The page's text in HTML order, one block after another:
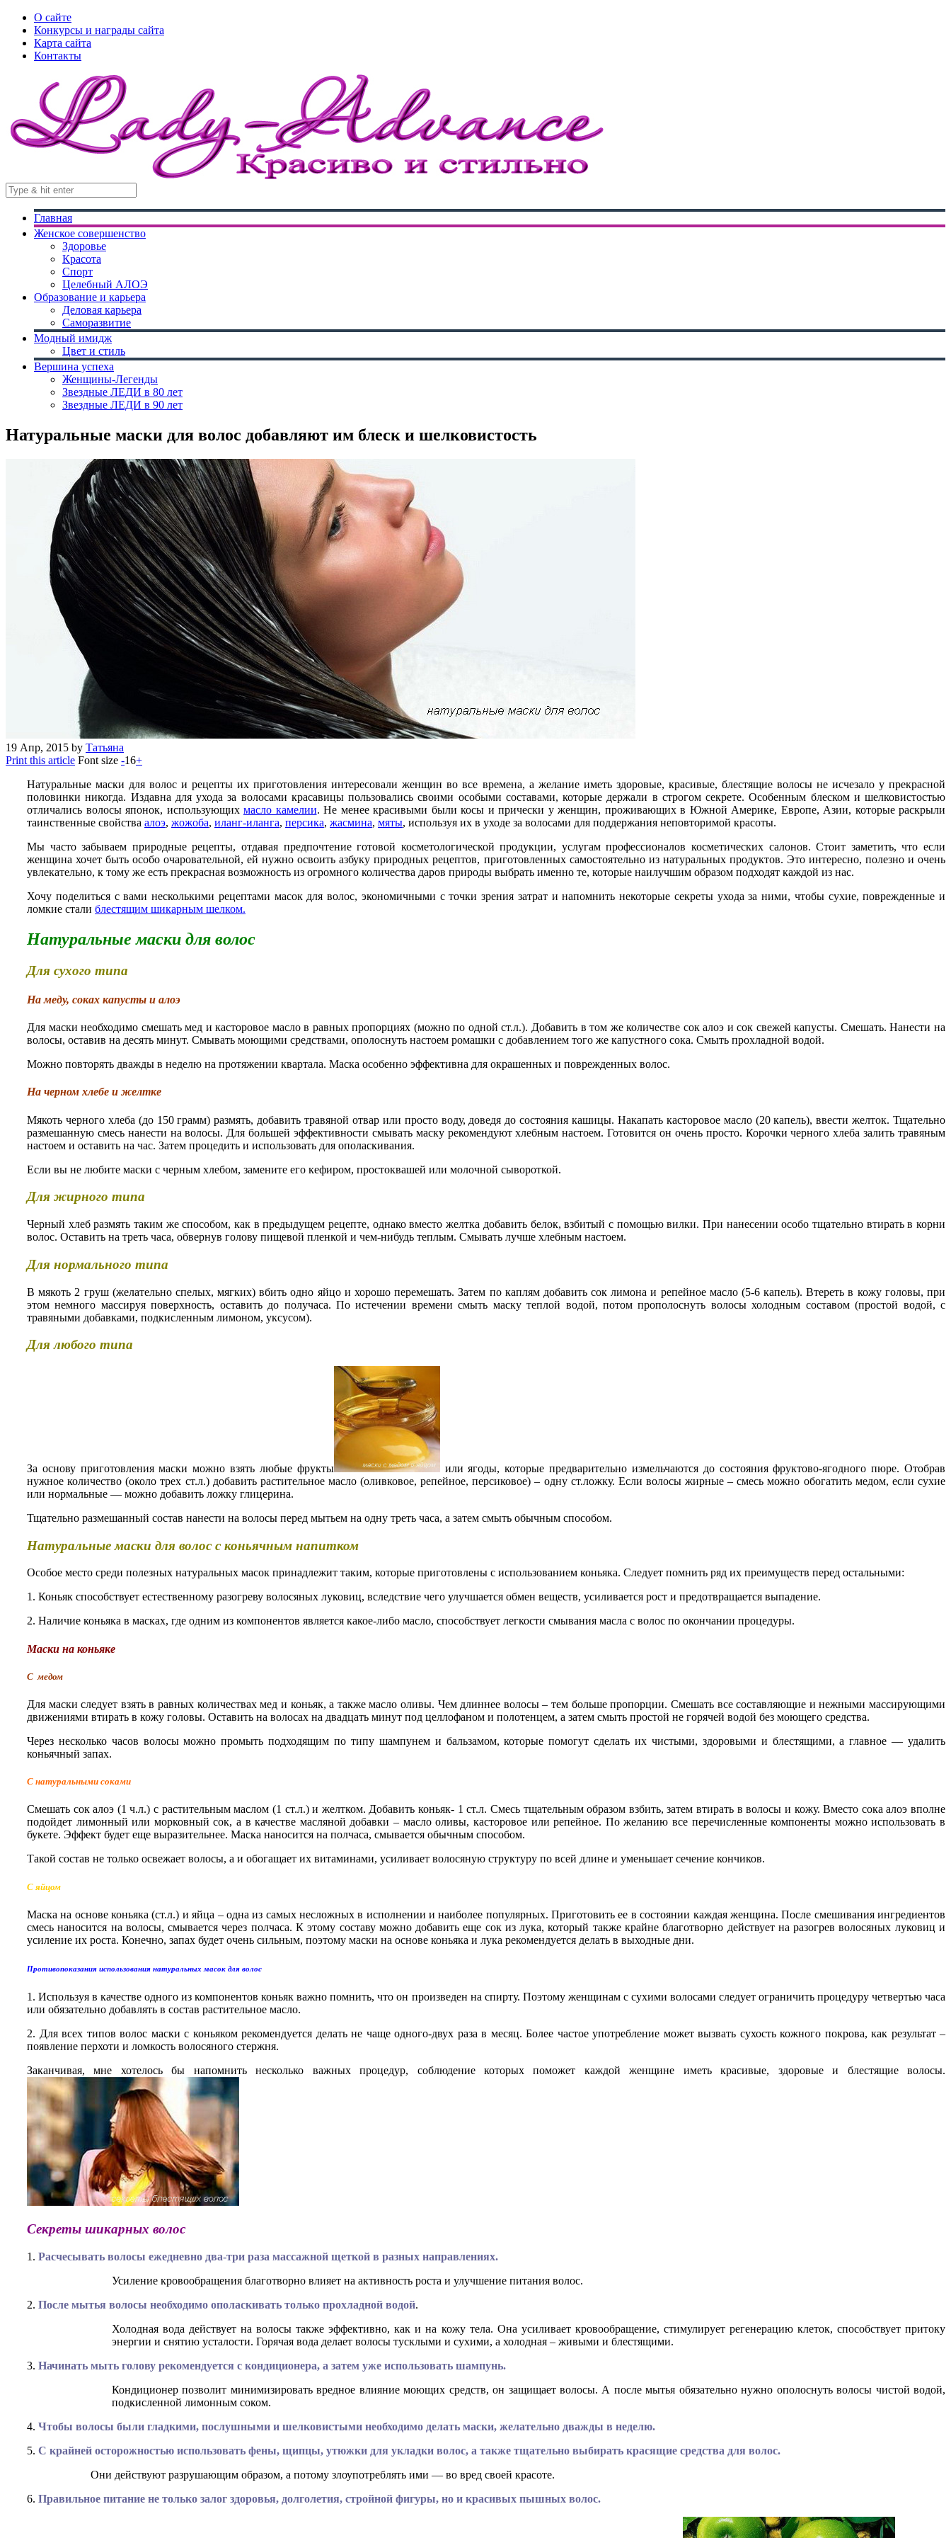
О сайте
Конкурсы и награды сайта
Карта сайта
Контакты
Главная
Женское совершенство
Здоровье
Красота
Спорт
Целебный АЛОЭ
Образование и карьера
Деловая карьера
Саморазвитие
Модный имидж
Цвет и стиль
Вершина успеха
Женщины-Легенды
Звездные ЛЕДИ в 80 лет
Звездные ЛЕДИ в 90 лет
Натуральные маски для волос добавляют им блеск и шелковистость
19 Апр, 2015 by Татьяна
Print this article Font size -16+
Натуральные маски для волос и рецепты их приготовления интересовали женщин во все времена, а желание иметь здоровые, красивые, блестящие волосы не исчезало у прекрасной
половинки никогда. Издавна для ухода за волосами красавицы пользовались своими особыми составами, которые держали в строгом секрете. Особенным блеском и шелковистостью
отличались волосы японок, использующих масло камелии. Не менее красивыми были косы и прически у женщин, проживающих в Южной Америке, Европе, Азии, которые раскрыли
таинственные свойства алоэ, жожоба, иланг-иланга, персика, жасмина, мяты, используя их в уходе за волосами для поддержания неповторимой красоты.
Мы часто забываем природные рецепты, отдавая предпочтение готовой косметологической продукции, услугам профессионалов косметических салонов. Стоит заметить, что если
женщина хочет быть особо очаровательной, ей нужно освоить азбуку природных рецептов, приготовленных самостоятельно из натуральных продуктов. Это интересно, полезно и очень
увлекательно, к тому же есть прекрасная возможность из огромного количества даров природы выбрать именно те, которые наилучшим образом подходят каждой из нас.
Хочу поделиться с вами несколькими рецептами масок для волос, экономичными с точки зрения затрат и напомнить некоторые секреты ухода за ними, чтобы сухие, поврежденные и
ломкие стали блестящим шикарным шелком.
Натуральные маски для волос
Для сухого типа
На меду, соках капусты и алоэ
Для маски необходимо смешать мед и касторовое масло в равных пропорциях (можно по одной ст.л.). Добавить в том же количестве сок алоэ и сок свежей капусты. Смешать. Нанести на
волосы, оставив на десять минут. Смывать моющими средствами, ополоснуть настоем ромашки с добавлением того же капустного сока. Смыть прохладной водой.
Можно повторять дважды в неделю на протяжении квартала. Маска особенно эффективна для окрашенных и поврежденных волос.
На черном хлебе и желтке
Мякоть черного хлеба (до 150 грамм) размять, добавить травяной отвар или просто воду, доведя до состояния кашицы. Накапать касторовое масло (20 капель), ввести желток. Тщательно
размешанную смесь нанести на волосы. Для большей эффективности смывать маску рекомендуют хлебным настоем. Готовится он очень просто. Корочки черного хлеба залить травяным
настоем и оставить на час. Затем процедить и использовать для ополаскивания.
Если вы не любите маски с черным хлебом, замените его кефиром, простоквашей или молочной сывороткой.
Для жирного типа
Черный хлеб размять таким же способом, как в предыдущем рецепте, однако вместо желтка добавить белок, взбитый с помощью вилки. При нанесении особо тщательно втирать в корни
волос. Оставить на треть часа, обвернув голову пищевой пленкой и чем-нибудь теплым. Смывать лучше хлебным настоем.
Для нормального типа
В мякоть 2 груш (желательно спелых, мягких) вбить одно яйцо и хорошо перемешать. Затем по каплям добавить сок лимона и репейное масло (5-6 капель). Втереть в кожу головы, при
этом немного массируя поверхность, оставить до получаса. По истечении времени смыть маску теплой водой, потом прополоснуть волосы холодным составом (простой водой, с
травяными добавками, подкисленным лимоном, уксусом).
Для любого типа
За основу приготовления маски можно взять любые фрукты
или ягоды, которые предварительно измельчаются до состояния фруктово-ягодного пюре. Отобрав
нужное количество (около трех ст.л.) добавить растительное масло (оливковое, репейное, персиковое) – одну ст.ложку. Если волосы жирные – смесь можно обогатить медом, если сухие
или нормальные — можно добавить ложку глицерина.
Тщательно размешанный состав нанести на волосы перед мытьем на одну треть часа, а затем смыть обычным способом.
Натуральные маски для волос с коньячным напитком
Особое место среди полезных натуральных масок принадлежит таким, которые приготовлены с использованием коньяка. Следует помнить ряд их преимуществ перед остальными:
1. Коньяк способствует естественному разогреву волосяных луковиц, вследствие чего улучшается обмен веществ, усиливается рост и предотвращается выпадение.
2. Наличие коньяка в масках, где одним из компонентов является какое-либо масло, способствует легкости смывания масла с волос по окончании процедуры.
Маски на коньяке
С медом
Для маски следует взять в равных количествах мед и коньяк, а также масло оливы. Чем длиннее волосы – тем больше пропорции. Смешать все составляющие и нежными массирующими
движениями втирать в кожу головы. Оставить на волосах на двадцать минут под целлофаном и полотенцем, а затем смыть простой не горячей водой без моющего средства.
Через несколько часов волосы можно промыть подходящим по типу шампунем и бальзамом, которые помогут сделать их чистыми, здоровыми и блестящими, а главное — удалить
коньячный запах.
С натуральными соками
Смешать сок алоэ (1 ч.л.) с растительным маслом (1 ст.л.) и желтком. Добавить коньяк- 1 ст.л. Смесь тщательным образом взбить, затем втирать в волосы и кожу. Вместо сока алоэ вполне
подойдет лимонный или морковный сок, а в качестве масляной добавки – масло оливы, касторовое или репейное. По желанию все перечисленные компоненты можно использовать в
букете. Эффект будет еще выразительнее. Маска наносится на полчаса, смывается обычным способом.
Такой состав не только освежает волосы, а и обогащает их витаминами, усиливает волосяную структуру по всей длине и уменьшает сечение кончиков.
С яйцом
Маска на основе коньяка (ст.л.) и яйца – одна из самых несложных в исполнении и наиболее популярных. Приготовить ее в состоянии каждая женщина. После смешивания ингредиентов
смесь наносится на волосы, смывается через полчаса. К этому составу можно добавить еще сок из лука, который также крайне благотворно действует на разогрев волосяных луковиц и
усиление их роста. Конечно, запах будет очень сильным, поэтому маски на основе коньяка и лука рекомендуется делать в выходные дни.
Противопоказания использования натуральных масок для волос
1. Используя в качестве одного из компонентов коньяк важно помнить, что он произведен на спирту. Поэтому женщинам с сухими волосами следует ограничить процедуру четвертью часа
или обязательно добавлять в состав растительное масло.
2. Для всех типов волос маски с коньяком рекомендуется делать не чаще одного-двух раза в месяц. Более частое употребление может вызвать сухость кожного покрова, как результат –
появление перхоти и ломкость волосяного стержня.
Заканчивая, мне хотелось бы напомнить несколько важных процедур, соблюдение которых поможет каждой женщине иметь красивые, здоровые и блестящие волосы.
Секреты шикарных волос
1. Расчесывать волосы ежедневно два-три раза массажной щеткой в разных направлениях.
Усиление кровообращения благотворно влияет на активность роста и улучшение питания волос.
2. После мытья волосы необходимо ополаскивать только прохладной водой.
Холодная вода действует на волосы также эффективно, как и на кожу тела. Она усиливает кровообращение, стимулирует регенерацию клеток, способствует притоку
энергии и снятию усталости. Горячая вода делает волосы тусклыми и сухими, а холодная – живыми и блестящими.
3. Начинать мыть голову рекомендуется с кондиционера, а затем уже использовать шампунь.
Кондиционер позволит минимизировать вредное влияние моющих средств, он защищает волосы. А после мытья обязательно нужно ополоснуть волосы чистой водой,
подкисленной лимонным соком.
4. Чтобы волосы были гладкими, послушными и шелковистыми необходимо делать маски, желательно дважды в неделю.
5. С крайней осторожностью использовать фены, щипцы, утюжки для укладки волос, а также тщательно выбирать красящие средства для волос.
Они действуют разрушающим образом, а потому злоупотреблять ими — во вред своей красоте.
6. Правильное питание не только залог здоровья, долголетия, стройной фигуры, но и красивых пышных волос.